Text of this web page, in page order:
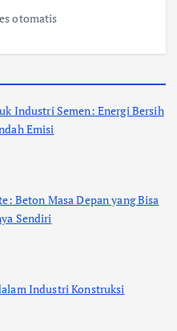
otomatis
Industri Semen: Energi Bersih
Emisi
Beton Masa Depan yang Bisa
Sendiri
Industri Konstruksi